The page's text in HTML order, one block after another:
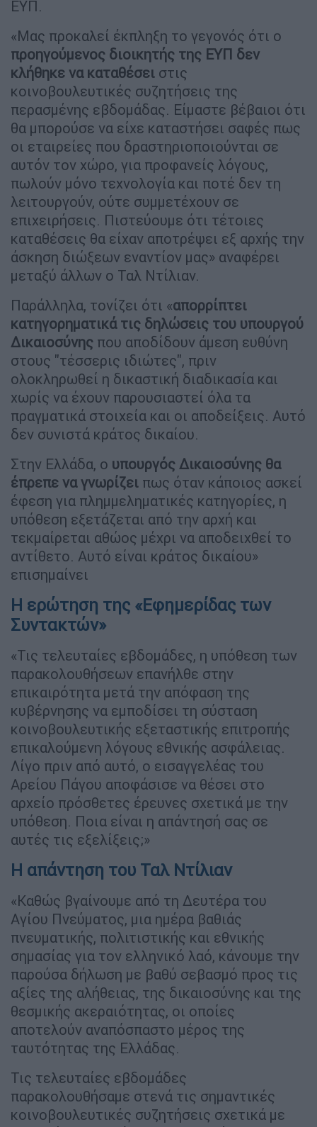
ΕΥΠ.
«Μας προκαλεί έκπληξη το γεγονός ότι ο
προηγούμενος διοικητής της ΕΥΠ δεν
κλήθηκε να καταθέσει στις
κοινοβουλευτικές συζητήσεις της
περασμένης εβδομάδας. Είμαστε βέβαιοι ότι
θα μπορούσε να είχε καταστήσει σαφές πως
οι εταιρείες που δραστηριοποιούνται σε
αυτόν τον χώρο, για προφανείς λόγους,
πωλούν μόνο τεχνολογία και ποτέ δεν τη
λειτουργούν, ούτε συμμετέχουν σε
επιχειρήσεις. Πιστεύουμε ότι τέτοιες
καταθέσεις θα είχαν αποτρέψει εξ αρχής την
άσκηση διώξεων εναντίον μας» αναφέρει
μεταξύ άλλων ο Ταλ Ντίλιαν.
Παράλληλα, τονίζει ότι «απορρίπτει
κατηγορηματικά τις δηλώσεις του υπουργού
Δικαιοσύνης που αποδίδουν άμεση ευθύνη
στους "τέσσερις ιδιώτες", πριν
ολοκληρωθεί η δικαστική διαδικασία και
χωρίς να έχουν παρουσιαστεί όλα τα
πραγματικά στοιχεία και οι αποδείξεις. Αυτό
δεν συνιστά κράτος δικαίου.
Στην Ελλάδα, ο υπουργός Δικαιοσύνης θα
έπρεπε να γνωρίζει πως όταν κάποιος ασκεί
έφεση για πλημμεληματικές κατηγορίες, η
υπόθεση εξετάζεται από την αρχή και
τεκμαίρεται αθώος μέχρι να αποδειχθεί το
αντίθετο. Αυτό είναι κράτος δικαίου»
επισημαίνει
Η ερώτηση της «Εφημερίδας των
Συντακτών»
«Τις τελευταίες εβδομάδες, η υπόθεση των
παρακολουθήσεων επανήλθε στην
επικαιρότητα μετά την απόφαση της
κυβέρνησης να εμποδίσει τη σύσταση
κοινοβουλευτικής εξεταστικής επιτροπής
επικαλούμενη λόγους εθνικής ασφάλειας.
Λίγο πριν από αυτό, ο εισαγγελέας του
Αρείου Πάγου αποφάσισε να θέσει στο
αρχείο πρόσθετες έρευνες σχετικά με την
υπόθεση. Ποια είναι η απάντησή σας σε
αυτές τις εξελίξεις;»
Η απάντηση του Ταλ Ντίλιαν
«Καθώς βγαίνουμε από τη Δευτέρα του
Αγίου Πνεύματος, μια ημέρα βαθιάς
πνευματικής, πολιτιστικής και εθνικής
σημασίας για τον ελληνικό λαό, κάνουμε την
παρούσα δήλωση με βαθύ σεβασμό προς τις
αξίες της αλήθειας, της δικαιοσύνης και της
θεσμικής ακεραιότητας, οι οποίες
αποτελούν αναπόσπαστο μέρος της
ταυτότητας της Ελλάδας.
Τις τελευταίες εβδομάδες
παρακολουθήσαμε στενά τις σημαντικές
κοινοβουλευτικές συζητήσεις σχετικά με